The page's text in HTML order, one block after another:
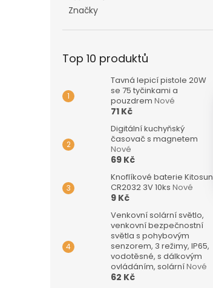
Značky
Top 10 produktů
Tavná lepicí pistole 20W
se 75 tyčinkami a
pouzdrem Nové
71 Kč
Digitální kuchyňský
časovač s magnetem
Nové
69 Kč
Knoflíkové baterie Kitosun
CR2032 3V 10ks Nové
9 Kč
Venkovní solární světlo,
venkovní bezpečnostní
světla s pohybovým
senzorem, 3 režimy, IP65,
vodotěsné, s dálkovým
ovládáním, solárníNové
62 Kč